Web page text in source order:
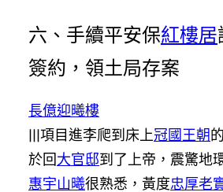
六、手續平安保紅樓居
簽約，領土局存案
長億迎曦樓
|||項目進李爬到床上冠國王朝
於回大官邸到了上帝，震驚地
惠宇山曦很熟悉，黃度忠厚老